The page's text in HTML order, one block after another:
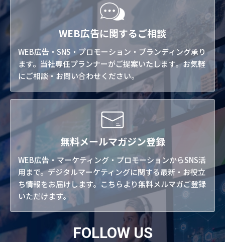
WEB広告に関するご相談
WEB広告・SNS・プロモーション・ブランディング承り
ます。当社専任プランナーがご提案いたします。お気軽
にご相談・お問い合わせください。
無料メールマガジン登録
WEB広告・マーケティング・プロモーションからSNS活
用まで。デジタルマーケティングに関する最新・お役立
ち情報をお届けします。こちらより無料メルマガご登録
いただけます。
FOLLOW US